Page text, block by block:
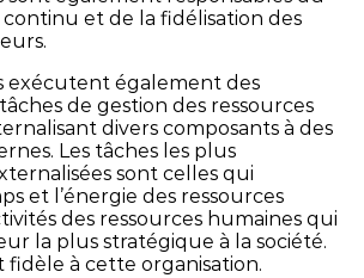
et de la fidélisation des
exécutent également des
de gestion des ressources
divers composants à des
Les tâches les plus
sont celles qui
et l’énergie des ressources
des ressources humaines qui
la plus stratégique à la société.
fidèle à cette organisation.